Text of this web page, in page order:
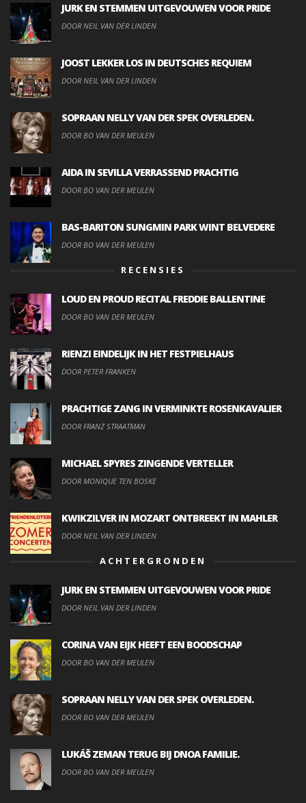
JURK EN STEMMEN UITGEVOUWEN VOOR PRIDE
DOOR NEIL VAN DER LINDEN
JOOST LEKKER LOS IN DEUTSCHES REQUIEM
DOOR NEIL VAN DER LINDEN
SOPRAAN NELLY VAN DER SPEK OVERLEDEN.
DOOR BO VAN DER MEULEN
AIDA IN SEVILLA VERRASSEND PRACHTIG
DOOR BO VAN DER MEULEN
BAS-BARITON SUNGMIN PARK WINT BELVEDERE
DOOR BO VAN DER MEULEN
RECENSIES
LOUD EN PROUD RECITAL FREDDIE BALLENTINE
DOOR BO VAN DER MEULEN
RIENZI EINDELIJK IN HET FESTPIELHAUS
DOOR PETER FRANKEN
PRACHTIGE ZANG IN VERMINKTE ROSENKAVALIER
DOOR FRANZ STRAATMAN
MICHAEL SPYRES ZINGENDE VERTELLER
DOOR MONIQUE TEN BOSKE
KWIKZILVER IN MOZART ONTBREEKT IN MAHLER
DOOR NEIL VAN DER LINDEN
ACHTERGRONDEN
JURK EN STEMMEN UITGEVOUWEN VOOR PRIDE
DOOR NEIL VAN DER LINDEN
CORINA VAN EIJK HEEFT EEN BOODSCHAP
DOOR BO VAN DER MEULEN
SOPRAAN NELLY VAN DER SPEK OVERLEDEN.
DOOR BO VAN DER MEULEN
LUKÁŠ ZEMAN TERUG BIJ DNOA FAMILIE.
DOOR BO VAN DER MEULEN